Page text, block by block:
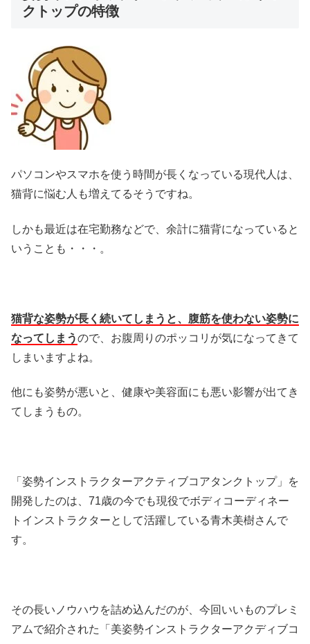
クトップの特徴
パソコンやスマホを使う時間が長くなっている現代人は、
猫背に悩む人も増えてるそうですね。
しかも最近は在宅勤務などで、余計に猫背になっていると
いうことも・・・。
猫背な姿勢が長く続いてしまうと、腹筋を使わない姿勢に
なってしまうので、お腹周りのポッコリが気になってきて
しまいますよね。
他にも姿勢が悪いと、健康や美容面にも悪い影響が出てき
てしまうもの。
「姿勢インストラクターアクティブコアタンクトップ」を
開発したのは、71歳の今でも現役でボディコーディネー
トインストラクターとして活躍している青木美樹さんで
す。
その長いノウハウを詰め込んだのが、今回いいものプレミ
アムで紹介された「美姿勢インストラクターアクディブコ